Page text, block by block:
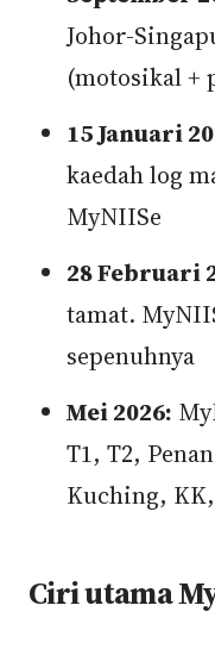
Johor-
(motosikal +
15 Januari
kaedah log
MyNIISe
28 Februari
tamat.
sepenuhnya
Mei 2026:
T1, T2,
Kuching,
Ciri utama